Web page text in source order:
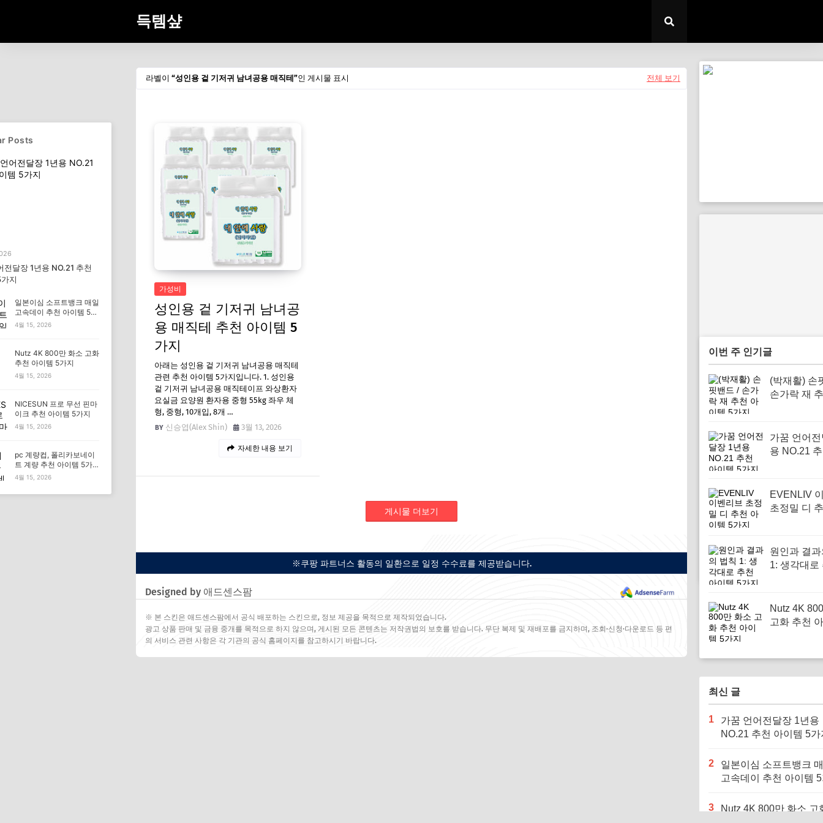
득템샾
라벨이 성인용 겉 기저귀 남녀공용 매직테 인 게시물 표시 전체 보기
가성비
성인용 겉 기저귀 남녀공
용 매직테 추천 아이템 5
가지
아래는 성인용 겉 기저귀 남녀공용 매직테
관련 추천 아이템 5가지입니다. 1. 성인용
겉 기저귀 남녀공용 매직테이프 와상환자
요실금 요양원 환자용 중형 55kg 좌우 체
형, 중형, 10개입, 8개 …
신승엽(Alex Shin)
3월 13, 2026
자세한 내용 보기
게시물 더보기
※쿠팡 파트너스 활동의 일환으로 일정 수수료를 제공받습니다.
Designed by 애드센스팜
※ 본 스킨은 애드센스팜에서 공식 배포하는 스킨으로, 정보 제공을 목적으로 제작되었습니다.
광고 상품 판매 및 금융 중개를 목적으로 하지 않으며, 게시된 모든 콘텐츠는 저작권법의 보호를 받습니다. 무단 복제 및 재배포를 금지하며, 조회·신청·다운로드 등 편
의 서비스 관련 사항은 각 기관의 공식 홈페이지를 참고하시기 바랍니다.
이번 주 인기글
(박재활) 손
손가락 재
가꿈 언어
용 NO.21
EVENLIV
초정밀 디
원인과 결
1: 생각대로
Nutz 4K
고화 추천
최신 글
1
가꿈 언어전달장 1년용
NO.21 추천 아이템 5가
2
일본이심 소프트뱅크
고속데이 추천 아이템
3
Nutz 4K 800만 화소 고
Posts
전달장 1년용 NO.21 추천
지
일본이심 소프트뱅크 매일
고속데이 추천 아이템 5가
지
4월 15, 2026
Nutz 4K 800만 화소 고화
추천 아이템 5가지
4월 15, 2026
NICESUN 프로 무선 핀마
이크 추천 아이템 5가지
4월 15, 2026
pc 계량컵, 폴리카보네이
트 계량 추천 아이템 5가
지
4월 15, 2026